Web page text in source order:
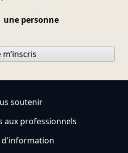
une personne
m’inscris
soutenir
aux professionnels
d'information